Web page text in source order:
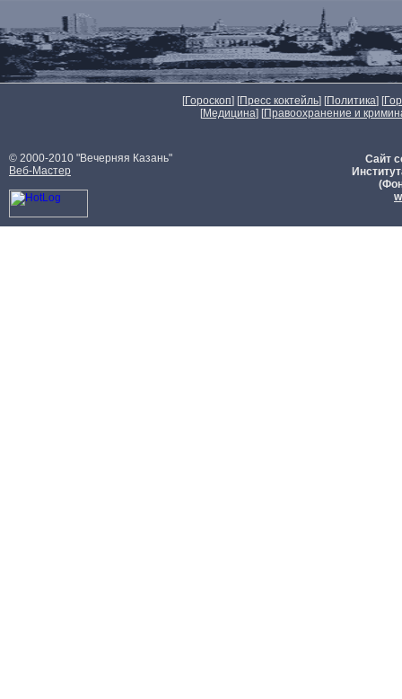
[Гороскоп] [Пресс коктейль] [Политика] [
[Медицина] [Правоохранение и
© 2000-2010 "Вечерняя Казань"
Веб-Мастер
Сайт